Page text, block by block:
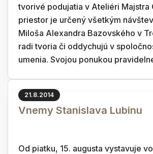
tvorivé podujatia v Ateliéri Majstra
priestor je určený všetkým
Miloša Alexandra Bazovského v
radi tvoria či oddychujú v
umenia. Svojou ponukou
21.8.2014
Vnemy Stanislava Lubinu
Od piatku, 15. augusta vystavuje